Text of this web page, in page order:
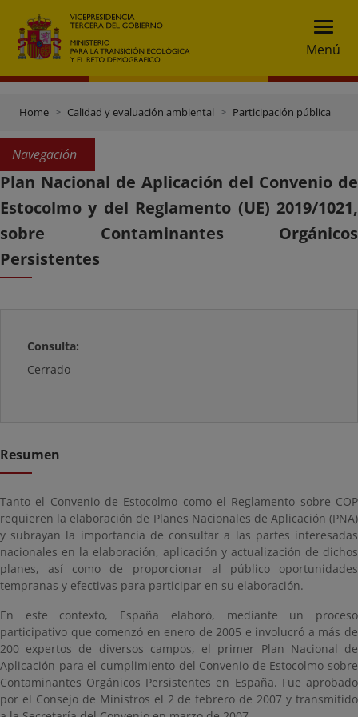
Menú
Home Calidad y evaluación ambiental Participación pública
Navegación
Plan Nacional de Aplicación del Convenio de
Estocolmo y del Reglamento (UE) 2019/1021,
sobre Contaminantes Orgánicos
Persistentes
Consulta:
Cerrado
Resumen
Tanto el Convenio de Estocolmo como el Reglamento sobre COP
requieren la elaboración de Planes Nacionales de Aplicación (PNA)
y subrayan la importancia de consultar a las partes interesadas
nacionales en la elaboración, aplicación y actualización de dichos
planes, así como de proporcionar al público oportunidades
tempranas y efectivas para participar en su elaboración.
En este contexto, España elaboró, mediante un proceso
participativo que comenzó en enero de 2005 e involucró a más de
200 expertos de diversos campos, el primer Plan Nacional de
Aplicación para el cumplimiento del Convenio de Estocolmo sobre
Contaminantes Orgánicos Persistentes en España. Fue aprobado
por el Consejo de Ministros el 2 de febrero de 2007 y transmitido